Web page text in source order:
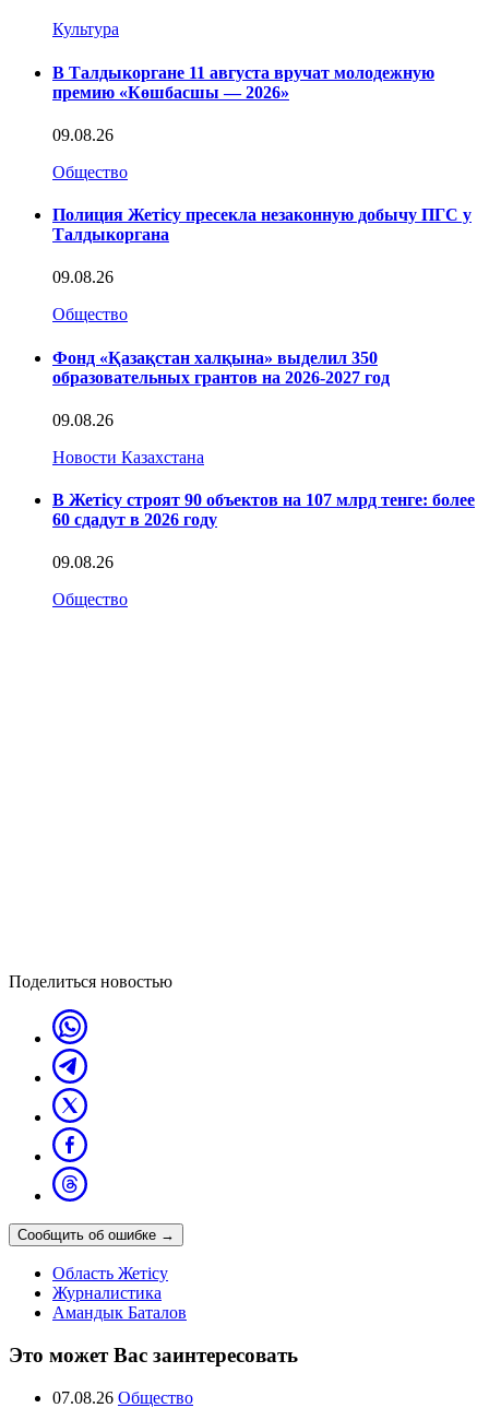
Культура
В Талдыкоргане 11 августа вручат молодежную
премию «Көшбасшы — 2026»
09.08.26
Общество
Полиция Жетісу пресекла незаконную добычу ПГС у
Талдыкоргана
09.08.26
Общество
Фонд «Қазақстан халқына» выделил 350
образовательных грантов на 2026-2027 год
09.08.26
Новости Казахстана
В Жетісу строят 90 объектов на 107 млрд тенге: более
60 сдадут в 2026 году
09.08.26
Общество
Поделиться новостью
Сообщить об ошибке →
Область Жетісу
Журналистика
Амандык Баталов
Это может Вас заинтересовать
07.08.26 Общество